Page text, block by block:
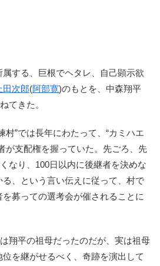
する、巨根でヘタレ、自己顕示欲
田次郎(阿部寛)のもとを、中森翔平
てきた。
”では長年にわたって、“カミハエ
が支配権を握っていた。先ごろ、先
なり、100日以内に後継者を決めな
、という言い伝えに従って、村で
募っての選考会が催されることに
翔平の祖母だったのだが、実は祖母
を継がせるべく、奇跡を演出して